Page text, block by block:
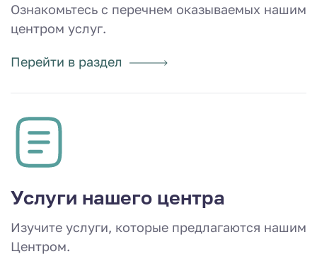
Ознакомьтесь с перечнем оказываемых нашим
центром услуг.
Перейти в раздел
Услуги нашего центра
Изучите услуги, которые предлагаются нашим
Центром.